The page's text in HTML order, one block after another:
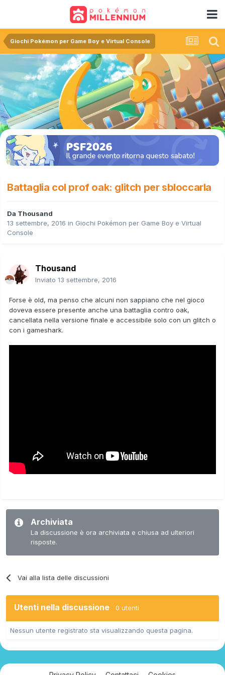
Giochi Pokémon per Game Boy e Virtual Console
Battaglia col prof oak: glitch per sbloccarla
Da Thousand
13 settembre, 2016 in Giochi Pokémon per Game Boy e Virtual
Console
Thousand
Inviato 13 settembre, 2016
Forse è old, ma penso che alcuni non sappiano che nel gioco
doveva essere presente anche una battaglia contro oak,
cancellata nella versione finale e accessibile solo con un glitch o
con i gameshark.
Archiviata
La discussione è ora archiviata e chiusa ad ulteriori
risposte.
Vai alla lista delle discussioni
Utenti nella discussione 0 utenti
Nessun utente registrato sta visualizzando questa pagina.